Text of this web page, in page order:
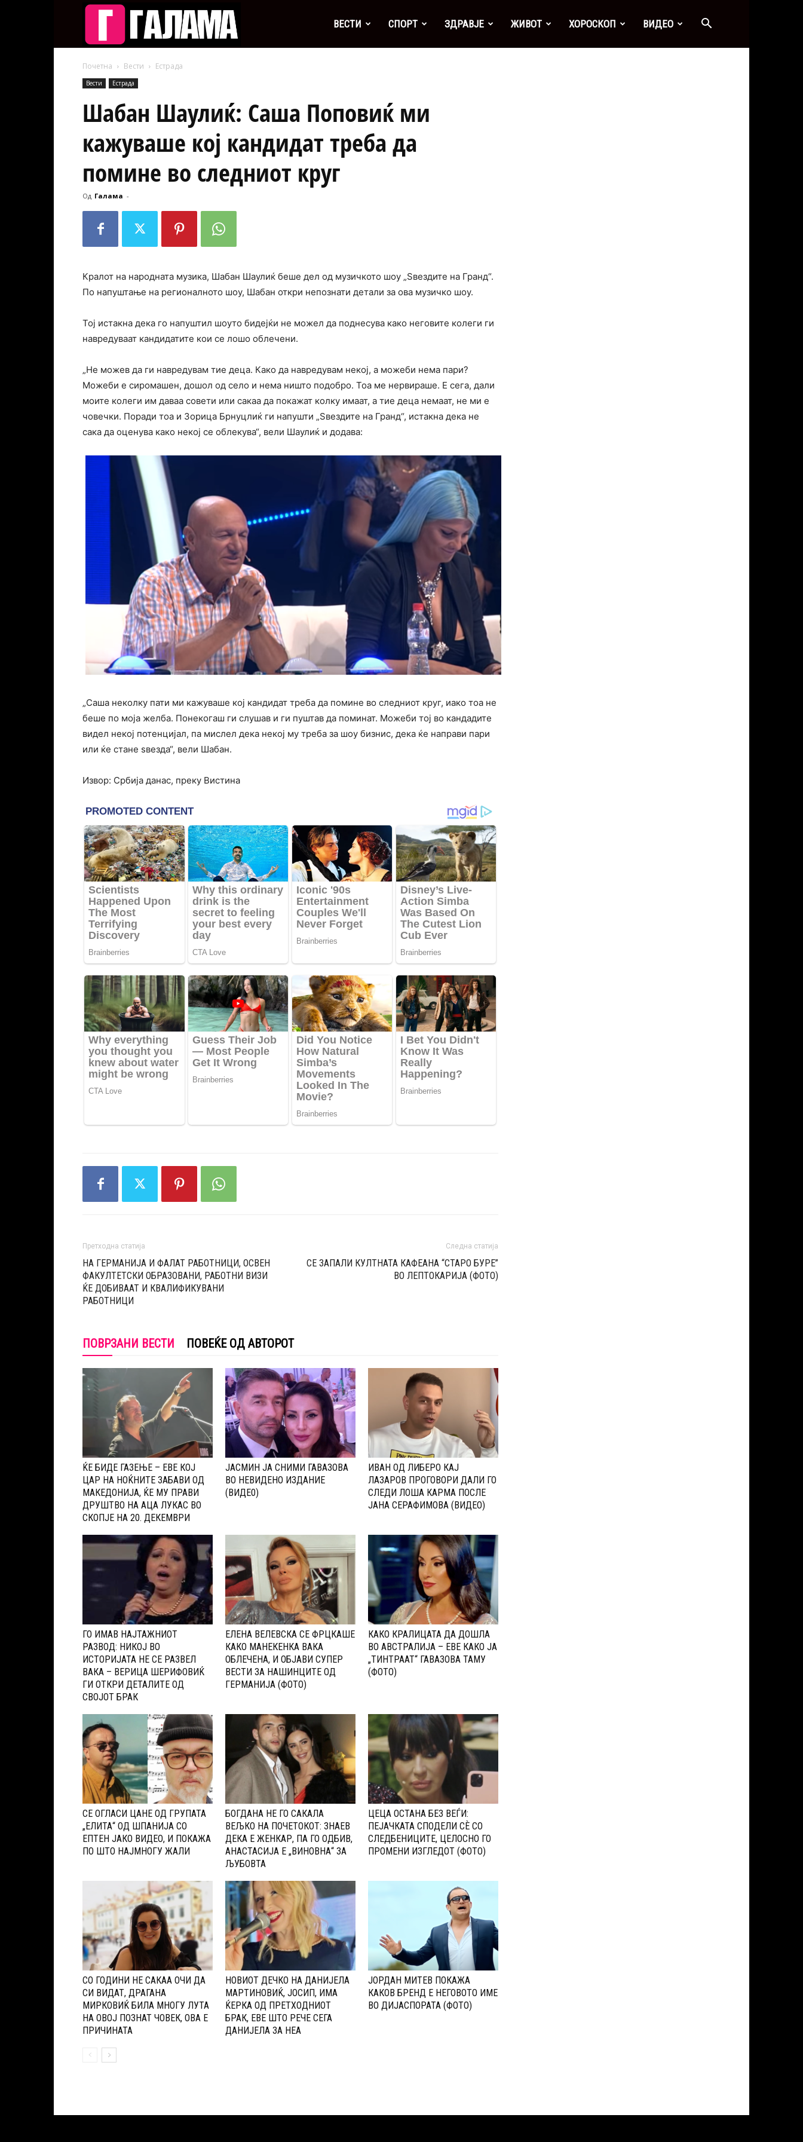
ВЕСТИ СПОРТ ЗДРАВЈЕ ЖИВОТ ХОРОСКОП ВИДЕО
Почетна Вести Естрада
Вести Естрада
Шабан Шаулиќ: Саша Поповиќ ми
кажуваше кој кандидат треба да
помине во следниот круг
Од Галама -
Кралот на народната музика, Шабан Шаулиќ беше дел од музичкото шоу „Ѕвездите на Гранд“.
По напуштање на регионалното шоу, Шабан откри непознати детали за ова музичко шоу.
Тој истакна дека го напуштил шоуто бидејќи не можел да поднесува како неговите колеги ги
навредуваат кандидатите кои се лошо облечени.
„Не можев да ги навредувам тие деца. Како да навредувам некој, а можеби нема пари?
Можеби е сиромашен, дошол од село и нема ништо подобро. Тоа ме нервираше. Е сега, дали
моите колеги им даваа совети или сакаа да покажат колку имаат, а тие деца немаат, не ми е
човечки. Поради тоа и Зорица Брнуцлиќ ги напушти „Ѕвездите на Гранд“, истакна дека не
сака да оценува како некој се облекува“, вели Шаулиќ и додава:
„Саша неколку пати ми кажуваше кој кандидат треба да помине во следниот круг, иако тоа не
беше по моја желба. Понекогаш ги слушав и ги пуштав да поминат. Можеби тој во кандадите
видел некој потенцијал, па мислел дека некој му треба за шоу бизнис, дека ќе направи пари
или ќе стане ѕвезда“, вели Шабан.
Извор: Србија данас, преку Вистина
Претходна статија
НА ГЕРМАНИЈА И ФАЛАТ РАБОТНИЦИ, ОСВЕН
ФАКУЛТЕТСКИ ОБРАЗОВАНИ, РАБОТНИ ВИЗИ
ЌЕ ДОБИВААТ И КВАЛИФИКУВАНИ
РАБОТНИЦИ
Следна статија
СЕ ЗАПАЛИ КУЛТНАТА КАФЕАНА “СТАРО БУРЕ”
ВО ЛЕПТОКАРИЈА (ФОТО)
ПОВРЗАНИ ВЕСТИ ПОВЕЌЕ ОД АВТОРОТ
ЌЕ БИДЕ ГАЗЕЊЕ – ЕВЕ КОЈ
ЦАР НА НОЌНИТЕ ЗАБАВИ ОД
МАКЕДОНИЈА, ЌЕ МУ ПРАВИ
ДРУШТВО НА АЦА ЛУКАС ВО
СКОПЈЕ НА 20. ДЕКЕМВРИ
ЈАСМИН ЈА СНИМИ ГАВАЗОВА
ВО НЕВИДЕНО ИЗДАНИЕ
(ВИДЕ0)
ИВАН ОД ЛИБЕРО КАЈ
ЛАЗАРОВ ПРОГОВОРИ ДАЛИ ГО
СЛЕДИ ЛОША КАРМА ПОСЛЕ
ЈАНА СЕРАФИМОВА (ВИДЕО)
ГО ИМАВ НАЈТАЖНИОТ
РАЗВОД: НИКОЈ ВО
ИСТОРИЈАТА НЕ СЕ РАЗВЕЛ
ВАКА – ВЕРИЦА ШЕРИФОВИЌ
ГИ ОТКРИ ДЕТАЛИТЕ ОД
СВОЈОТ БРАК
ЕЛЕНА ВЕЛЕВСКА СЕ ФРЦКАШЕ
КАКО МАНЕКЕНКА ВАКА
ОБЛЕЧЕНА, И ОБЈАВИ СУПЕР
ВЕСТИ ЗА НАШИНЦИТЕ ОД
ГЕРМАНИЈА (ФОТО)
КАКО КРАЛИЦАТА ДА ДОШЛА
ВО АВСТРАЛИЈА – ЕВЕ КАКО ЈА
„ТИНТРААТ“ ГАВАЗОВА ТАМУ
(ФОТО)
CЕ ОГЛАСИ ЦАНЕ ОД ГРУПАТА
„ЕЛИТА“ ОД ШПАНИЈА CО
ЕПТЕН ЈАКО ВИДЕО, И ПОКАЖА
ПО ШТО НАЈМНОГУ ЖАЛИ
БОГДАНА НЕ ГО САКАЛА
ВЕЉКО НА ПОЧЕТОКОТ: 3НАЕВ
ДЕКА Е ЖЕНКАР, ПА ГО ОДБИВ,
АНАСТАСИЈА Е „ВИНОВНА“ ЗА
ЉУБОВТА
ЦЕЦА ОСТАНА БЕЗ ВЕЃИ:
ПЕЈАЧКАТА СПОДЕЛИ СЀ СО
CЛЕДБЕНИЦИТЕ, ЦЕЛОСНО ГО
ПРОМЕНИ ИЗГЛЕДОТ (ФОТО)
СО ГОДИНИ НЕ САКАА ОЧИ ДА
СИ ВИДАТ, ДРАГАНА
МИРКОВИЌ БИЛА МНОГУ ЛУТА
НА ОВОЈ ПОЗНАТ ЧОВЕК, ОВА Е
ПРИЧИНАТА
НОВИОТ ДЕЧКО НА ДАНИЈЕЛА
МАPТИНОВИЌ, ЈОСИП, ИМА
ЌЕPКА ОД ПPЕТХОДНИОТ
БРАК, ЕВЕ ШТО РЕЧЕ СЕГА
ДАНИЈЕЛА ЗА НЕА
ЈОРДАН МИТЕВ ПОКАЖА
КАКОВ БРЕНД Е НЕГОВОТО ИМЕ
ВО ДИЈАСПОРАТА (ФОТО)